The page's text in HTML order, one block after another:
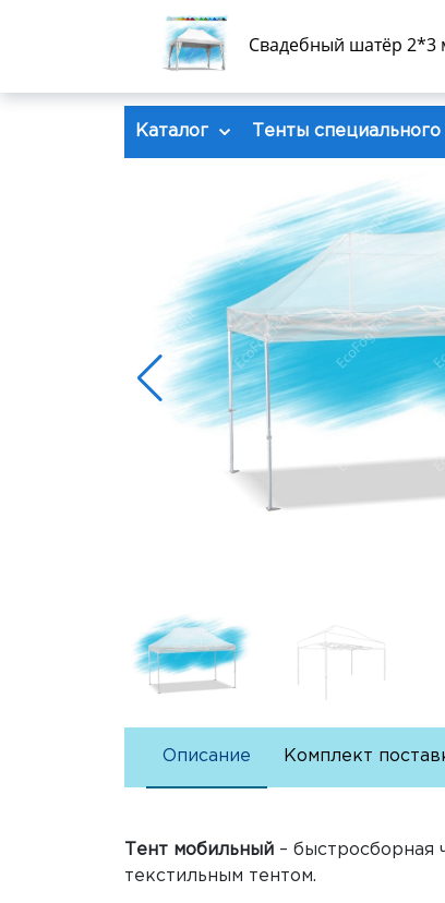
Каталог Тенты специального
Описание Комплект
Тент мобильный – быстросборная
текстильным тентом.
Свадебный шатёр 2*3